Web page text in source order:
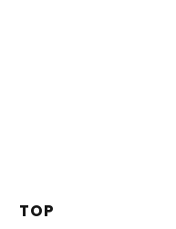
TOP